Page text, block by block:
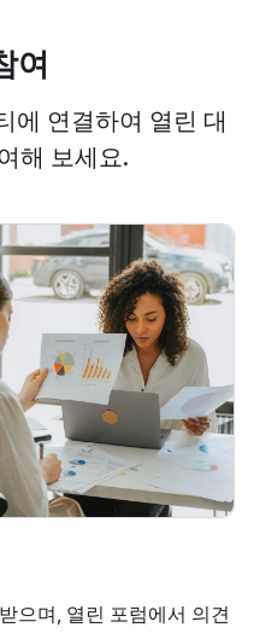
여
에 연결하여 열린 대
해 보세요.
으며, 열린 포럼에서 의견